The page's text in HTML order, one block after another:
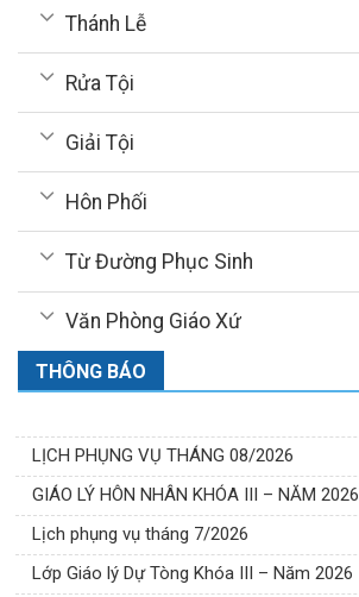
Thánh Lễ
Rửa Tội
Giải Tội
Hôn Phối
Từ Đường Phục Sinh
Văn Phòng Giáo Xứ
THÔNG BÁO
LỊCH PHỤNG VỤ THÁNG 08/2026
GIÁO LÝ HÔN NHÂN KHÓA III – NĂM 2026
Lịch phụng vụ tháng 7/2026
Lớp Giáo lý Dự Tòng Khóa III – Năm 2026